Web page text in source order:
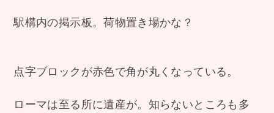
駅構内の掲示板。荷物置き場かな？
点字ブロックが赤色で角が丸くなっている。
ローマは至る所に遺産が。知らないところも多